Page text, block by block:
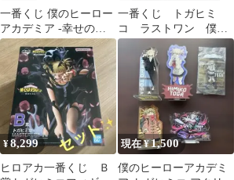
一番くじ 僕のヒーロー
アカデミア -幸せの上
に- B賞 トガヒミコ
一番くじ トガヒミ
コ ラストワン 僕の
ヒーローアカデミア
フィギュア 爆豪 緑
¥8,299
ヒロアカ一番くじ Ｂ
現在 ¥1,500
僕のヒーローアカデミ